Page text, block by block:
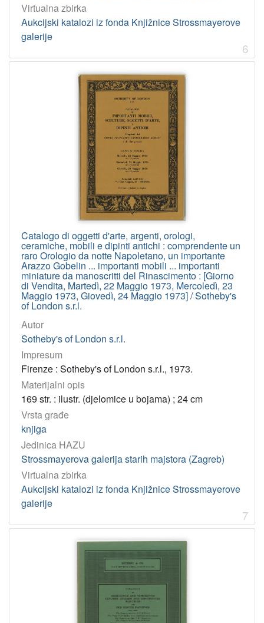
Virtualna zbirka
Aukcijski katalozi iz fonda Knjižnice Strossmayerove
galerije
6
Catalogo di oggetti d'arte, argenti, orologi,
ceramiche, mobili e dipinti antichi : comprendente un
raro Orologio da notte Napoletano, un importante
Arazzo Gobelin ... importanti mobili ... importanti
miniature da manoscritti del Rinascimento : [Giorno
di Vendita, Martedì, 22 Maggio 1973, Mercoledì, 23
Maggio 1973, Giovedì, 24 Maggio 1973] / Sotheby's
of London s.r.l.
Autor
Sotheby's of London s.r.l.
Impresum
Firenze : Sotheby's of London s.r.l., 1973.
Materijalni opis
169 str. : ilustr. (djelomice u bojama) ; 24 cm
Vrsta građe
knjiga
Jedinica HAZU
Strossmayerova galerija starih majstora (Zagreb)
Virtualna zbirka
Aukcijski katalozi iz fonda Knjižnice Strossmayerove
galerije
7